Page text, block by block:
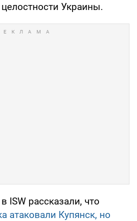
Украины.
ISW рассказали, что
атаковали Купянск, но